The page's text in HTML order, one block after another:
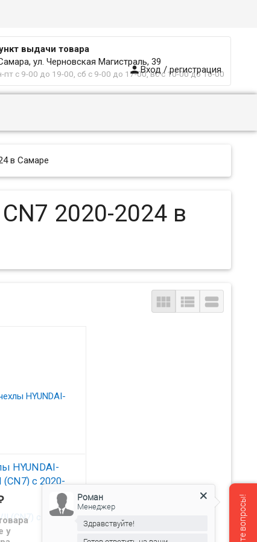
Вход / регистрация
выдачи товара
ул. Черновская Магистраль, 39
пт с 9-00 до 19-00, сб с 9-00 до 17-00, вс с 10-00 до 16-00
в Самаре
2020-2024 в
  
HYUNDAI-
(CN7) с 2020-
Автопилот
у
Роман
Менеджер
Здравствуйте!